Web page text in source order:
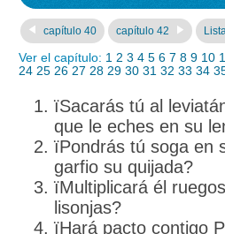
capítulo 40 capítulo 42
Ver el capítulo: 1 2 3 4 5 6 7 8 9 10
24 25 26 27 28 29 30 31 32 33 34
їSacarás tú al
que le eches en su
їPondrás tú soga en
garfio su quijada?
їMultiplicará él
lisonjas?
їHará pacto contigo